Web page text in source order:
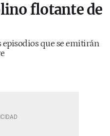
flotante de
episodios que se emitirán